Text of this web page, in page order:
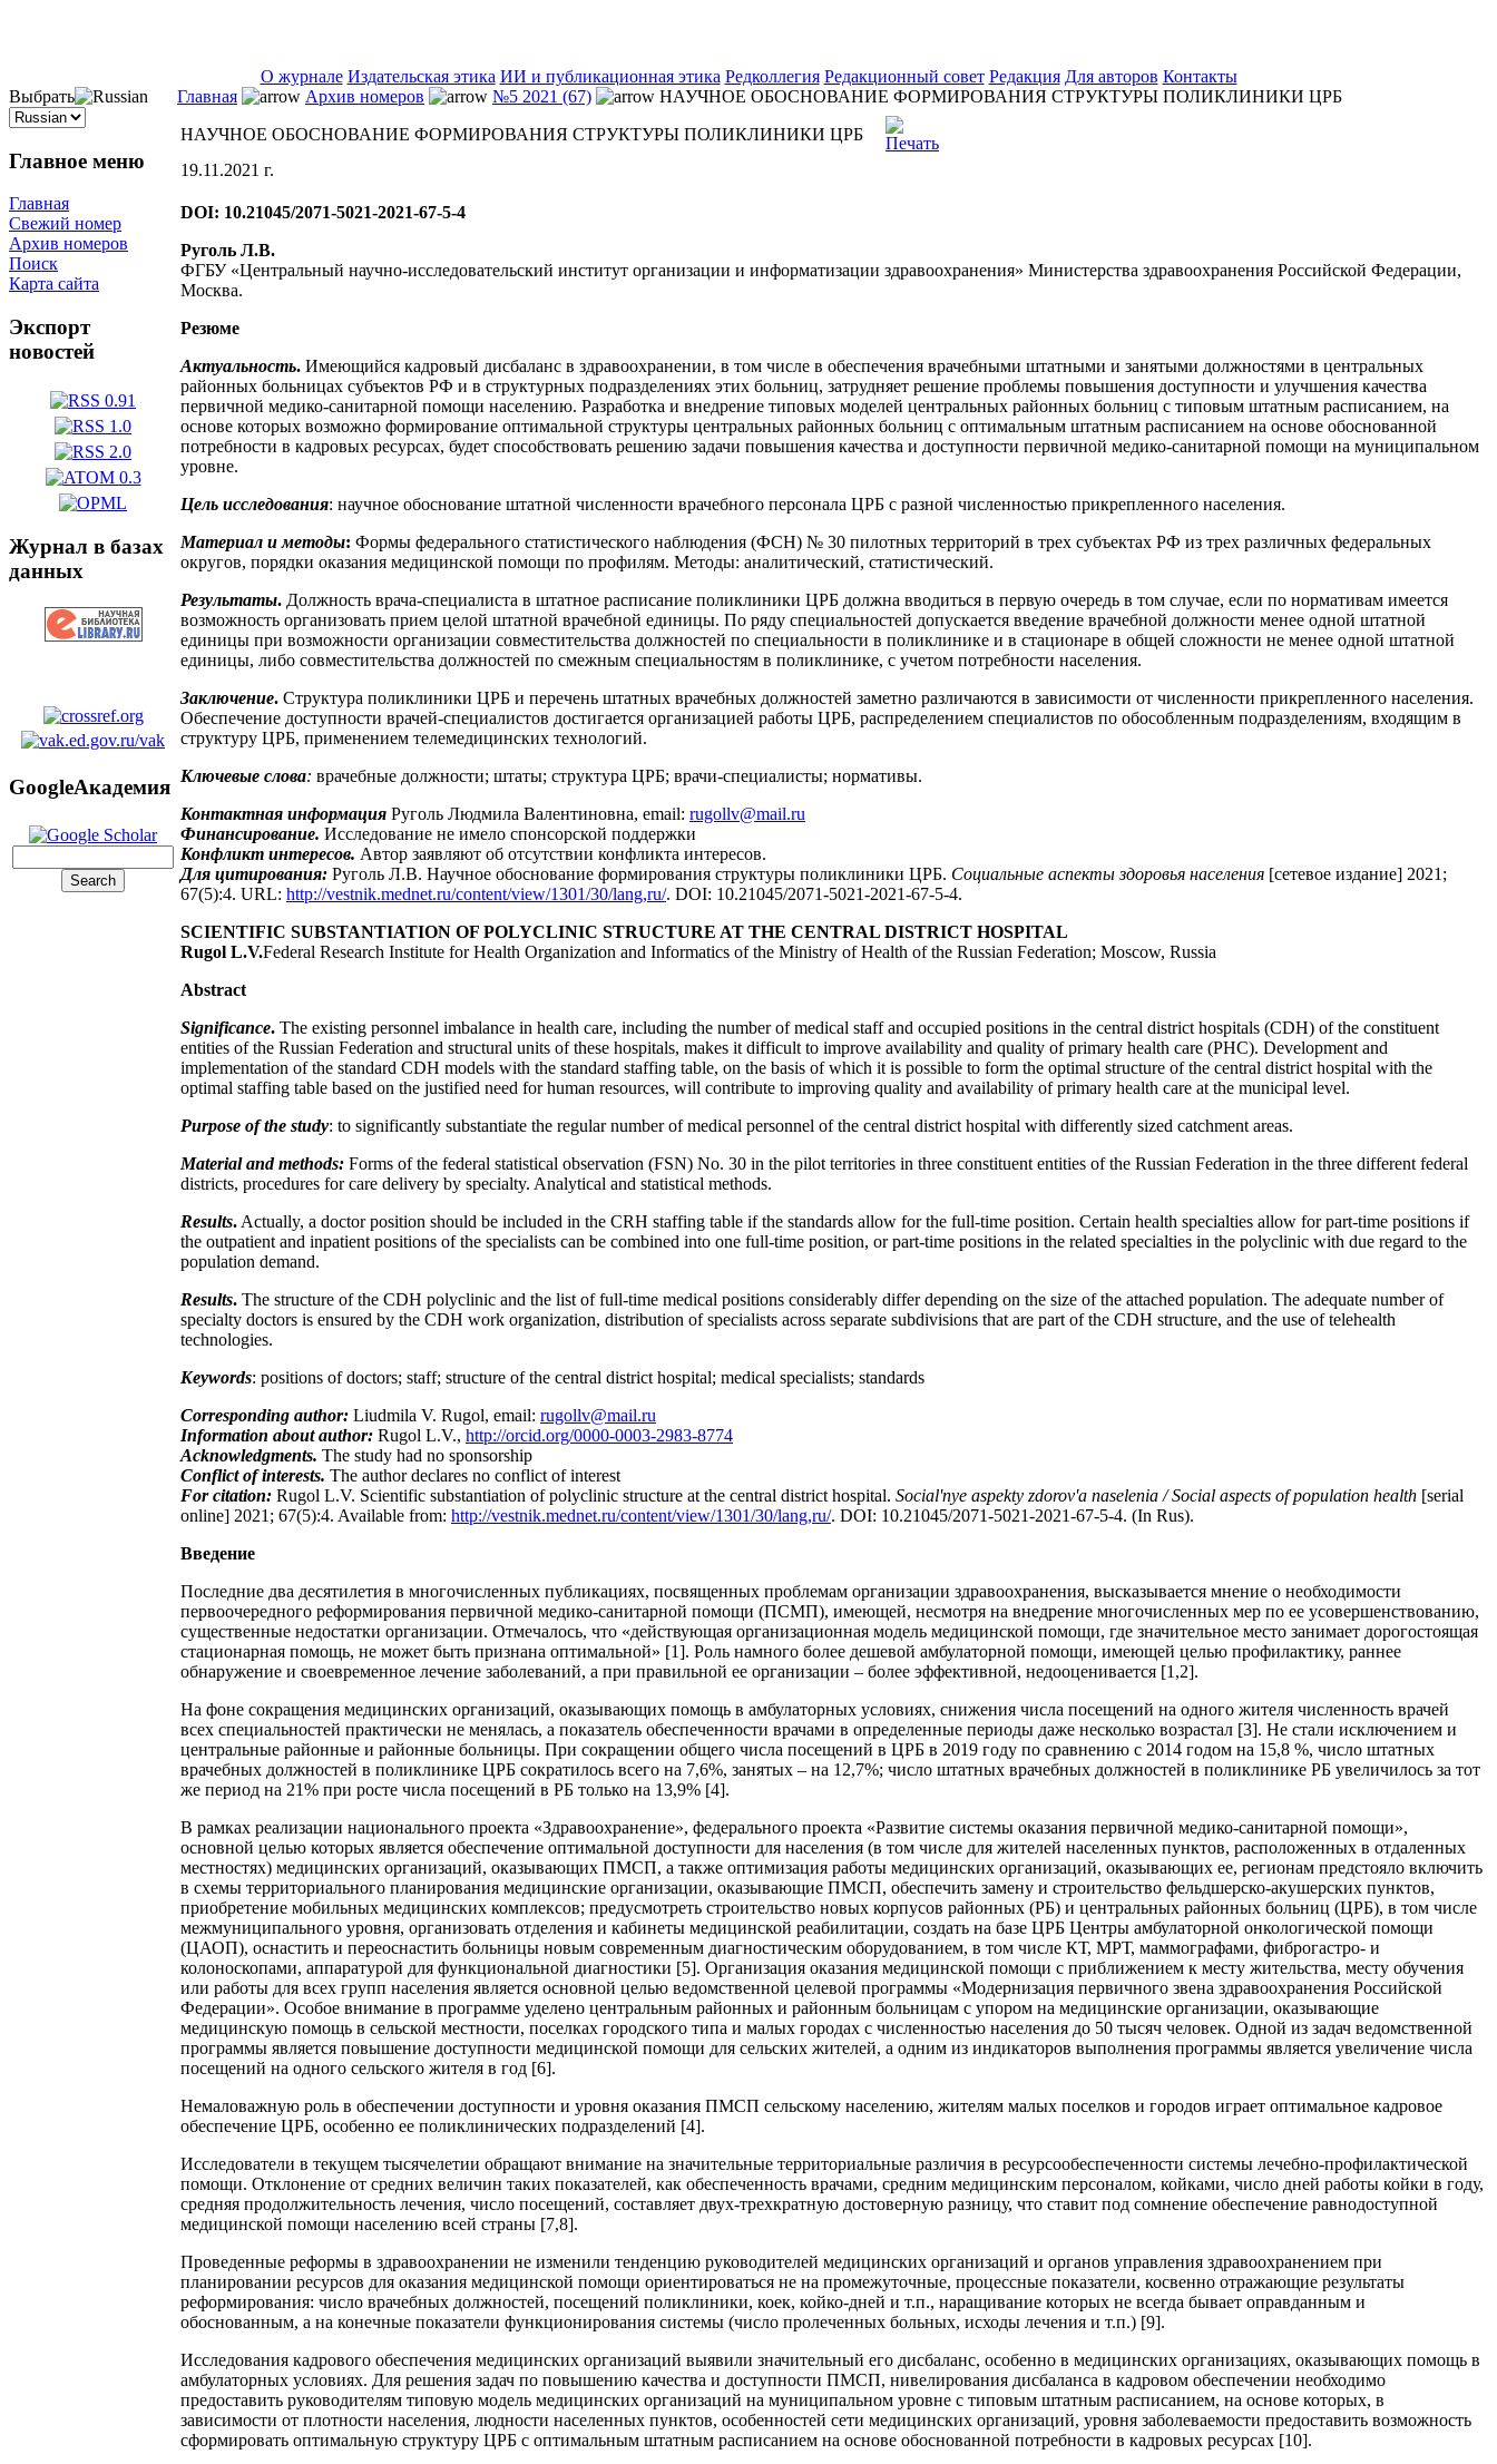
О журнале Издательская этика ИИ и публикационная этика Редколлегия Редакционный совет Редакция Для авторов Контакты
Выбрать
Главное меню
Главная
Свежий номер
Архив номеров
Поиск
Карта сайта
Экспорт
новостей
Журнал в базах
данных
GoogleАкадемия
Главная Архив номеров №5 2021 (67)
НАУЧНОЕ ОБОСНОВАНИЕ ФОРМИРОВАНИЯ СТРУКТУРЫ ПОЛИКЛИНИКИ ЦРБ
НАУЧНОЕ ОБОСНОВАНИЕ ФОРМИРОВАНИЯ СТРУКТУРЫ ПОЛИКЛИНИКИ ЦРБ
19.11.2021 г.
DOI: 10.21045/2071-5021-2021-67-5-4
Руголь Л.В.
ФГБУ «Центральный научно-исследовательский институт организации и информатизации здравоохранения» Министерства здравоохранения Российской Федерации,
Москва.
Резюме
Актуальность. Имеющийся кадровый дисбаланс в здравоохранении, в том числе в обеспечения врачебными штатными и занятыми должностями в центральных
районных больницах субъектов РФ и в структурных подразделениях этих больниц, затрудняет решение проблемы повышения доступности и улучшения качества
первичной медико-санитарной помощи населению. Разработка и внедрение типовых моделей центральных районных больниц с типовым штатным расписанием, на
основе которых возможно формирование оптимальной структуры центральных районных больниц с оптимальным штатным расписанием на основе обоснованной
потребности в кадровых ресурсах, будет способствовать решению задачи повышения качества и доступности первичной медико-санитарной помощи на муниципальном
уровне.
Цель исследования: научное обоснование штатной численности врачебного персонала ЦРБ с разной численностью прикрепленного населения.
Материал и методы: Формы федерального статистического наблюдения (ФСН) № 30 пилотных территорий в трех субъектах РФ из трех различных федеральных
округов, порядки оказания медицинской помощи по профилям. Методы: аналитический, статистический.
Результаты. Должность врача-специалиста в штатное расписание поликлиники ЦРБ должна вводиться в первую очередь в том случае, если по нормативам имеется
возможность организовать прием целой штатной врачебной единицы. По ряду специальностей допускается введение врачебной должности менее одной штатной
единицы при возможности организации совместительства должностей по специальности в поликлинике и в стационаре в общей сложности не менее одной штатной
единицы, либо совместительства должностей по смежным специальностям в поликлинике, с учетом потребности населения.
Заключение. Структура поликлиники ЦРБ и перечень штатных врачебных должностей заметно различаются в зависимости от численности прикрепленного населения.
Обеспечение доступности врачей-специалистов достигается организацией работы ЦРБ, распределением специалистов по обособленным подразделениям, входящим в
структуру ЦРБ, применением телемедицинских технологий.
Ключевые слова: врачебные должности; штаты; структура ЦРБ; врачи-специалисты; нормативы.
Контактная информация Руголь Людмила Валентиновна, email: rugollv@mail.ru
Финансирование. Исследование не имело спонсорской поддержки
Конфликт интересов. Автор заявляют об отсутствии конфликта интересов.
Для цитирования: Руголь Л.В. Научное обоснование формирования структуры поликлиники ЦРБ. Социальные аспекты здоровья населения [сетевое издание] 2021;
67(5):4. URL: http://vestnik.mednet.ru/content/view/1301/30/lang,ru/. DOI: 10.21045/2071-5021-2021-67-5-4.
SCIENTIFIC SUBSTANTIATION OF POLYCLINIC STRUCTURE AT THE CENTRAL DISTRICT HOSPITAL
Rugol L.V.Federal Research Institute for Health Organization and Informatics of the Ministry of Health of the Russian Federation; Moscow, Russia
Abstract
Significance. The existing personnel imbalance in health care, including the number of medical staff and occupied positions in the central district hospitals (CDH) of the constituent
entities of the Russian Federation and structural units of these hospitals, makes it difficult to improve availability and quality of primary health care (PHC). Development and
implementation of the standard CDH models with the standard staffing table, on the basis of which it is possible to form the optimal structure of the central district hospital with the
optimal staffing table based on the justified need for human resources, will contribute to improving quality and availability of primary health care at the municipal level.
Purpose of the study: to significantly substantiate the regular number of medical personnel of the central district hospital with differently sized catchment areas.
Material and methods: Forms of the federal statistical observation (FSN) No. 30 in the pilot territories in three constituent entities of the Russian Federation in the three different federal
districts, procedures for care delivery by specialty. Analytical and statistical methods.
Results. Actually, a doctor position should be included in the CRH staffing table if the standards allow for the full-time position. Certain health specialties allow for part-time positions if
the outpatient and inpatient positions of the specialists can be combined into one full-time position, or part-time positions in the related specialties in the polyclinic with due regard to the
population demand.
Results. The structure of the CDH polyclinic and the list of full-time medical positions considerably differ depending on the size of the attached population. The adequate number of
specialty doctors is ensured by the CDH work organization, distribution of specialists across separate subdivisions that are part of the CDH structure, and the use of telehealth
technologies.
Keywords: positions of doctors; staff; structure of the central district hospital; medical specialists; standards
Corresponding author: Liudmila V. Rugol, email: rugollv@mail.ru
Information about author: Rugol L.V., http://orcid.org/0000-0003-2983-8774
Acknowledgments. The study had no sponsorship
Conflict of interests. The author declares no conflict of interest
For citation: Rugol L.V. Scientific substantiation of polyclinic structure at the central district hospital. Social'nye aspekty zdorov'a naselenia / Social aspects of population health [serial
online] 2021; 67(5):4. Available from: http://vestnik.mednet.ru/content/view/1301/30/lang,ru/. DOI: 10.21045/2071-5021-2021-67-5-4. (In Rus).
Введение
Последние два десятилетия в многочисленных публикациях, посвященных проблемам организации здравоохранения, высказывается мнение о необходимости
первоочередного реформирования первичной медико-санитарной помощи (ПСМП), имеющей, несмотря на внедрение многочисленных мер по ее усовершенствованию,
существенные недостатки организации. Отмечалось, что «действующая организационная модель медицинской помощи, где значительное место занимает дорогостоящая
стационарная помощь, не может быть признана оптимальной» [1]. Роль намного более дешевой амбулаторной помощи, имеющей целью профилактику, раннее
обнаружение и своевременное лечение заболеваний, а при правильной ее организации – более эффективной, недооценивается [1,2].
На фоне сокращения медицинских организаций, оказывающих помощь в амбулаторных условиях, снижения числа посещений на одного жителя численность врачей
всех специальностей практически не менялась, а показатель обеспеченности врачами в определенные периоды даже несколько возрастал [3]. Не стали исключением и
центральные районные и районные больницы. При сокращении общего числа посещений в ЦРБ в 2019 году по сравнению с 2014 годом на 15,8 %, число штатных
врачебных должностей в поликлинике ЦРБ сократилось всего на 7,6%, занятых – на 12,7%; число штатных врачебных должностей в поликлинике РБ увеличилось за тот
же период на 21% при росте числа посещений в РБ только на 13,9% [4].
В рамках реализации национального проекта «Здравоохранение», федерального проекта «Развитие системы оказания первичной медико-санитарной помощи»,
основной целью которых является обеспечение оптимальной доступности для населения (в том числе для жителей населенных пунктов, расположенных в отдаленных
местностях) медицинских организаций, оказывающих ПМСП, а также оптимизация работы медицинских организаций, оказывающих ее, регионам предстояло включить
в схемы территориального планирования медицинские организации, оказывающие ПМСП, обеспечить замену и строительство фельдшерско-акушерских пунктов,
приобретение мобильных медицинских комплексов; предусмотреть строительство новых корпусов районных (РБ) и центральных районных больниц (ЦРБ), в том числе
межмуниципального уровня, организовать отделения и кабинеты медицинской реабилитации, создать на базе ЦРБ Центры амбулаторной онкологической помощи
(ЦАОП), оснастить и переоснастить больницы новым современным диагностическим оборудованием, в том числе КТ, МРТ, маммографами, фиброгастро- и
колоноскопами, аппаратурой для функциональной диагностики [5]. Организация оказания медицинской помощи с приближением к месту жительства, месту обучения
или работы для всех групп населения является основной целью ведомственной целевой программы «Модернизация первичного звена здравоохранения Российской
Федерации». Особое внимание в программе уделено центральным районных и районным больницам с упором на медицинские организации, оказывающие
медицинскую помощь в сельской местности, поселках городского типа и малых городах с численностью населения до 50 тысяч человек. Одной из задач ведомственной
программы является повышение доступности медицинской помощи для сельских жителей, а одним из индикаторов выполнения программы является увеличение числа
посещений на одного сельского жителя в год [6].
Немаловажную роль в обеспечении доступности и уровня оказания ПМСП сельскому населению, жителям малых поселков и городов играет оптимальное кадровое
обеспечение ЦРБ, особенно ее поликлинических подразделений [4].
Исследователи в текущем тысячелетии обращают внимание на значительные территориальные различия в ресурсообеспеченности системы лечебно-профилактической
помощи. Отклонение от средних величин таких показателей, как обеспеченность врачами, средним медицинским персоналом, койками, число дней работы койки в году,
средняя продолжительность лечения, число посещений, составляет двух-трехкратную достоверную разницу, что ставит под сомнение обеспечение равнодоступной
медицинской помощи населению всей страны [7,8].
Проведенные реформы в здравоохранении не изменили тенденцию руководителей медицинских организаций и органов управления здравоохранением при
планировании ресурсов для оказания медицинской помощи ориентироваться не на промежуточные, процессные показатели, косвенно отражающие результаты
реформирования: число врачебных должностей, посещений поликлиники, коек, койко-дней и т.п., наращивание которых не всегда бывает оправданным и
обоснованным, а на конечные показатели функционирования системы (число пролеченных больных, исходы лечения и т.п.) [9].
Исследования кадрового обеспечения медицинских организаций выявили значительный его дисбаланс, особенно в медицинских организациях, оказывающих помощь в
амбулаторных условиях. Для решения задач по повышению качества и доступности ПМСП, нивелирования дисбаланса в кадровом обеспечении необходимо
предоставить руководителям типовую модель медицинских организаций на муниципальном уровне с типовым штатным расписанием, на основе которых, в
зависимости от плотности населения, людности населенных пунктов, особенностей сети медицинских организаций, уровня заболеваемости предоставить возможность
сформировать оптимальную структуру ЦРБ с оптимальным штатным расписанием на основе обоснованной потребности в кадровых ресурсах [10].